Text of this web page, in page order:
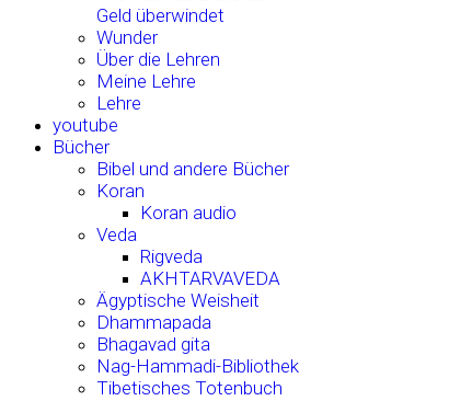
Geld überwindet
Wunder
Über die Lehren
Meine Lehre
Lehre
youtube
Bücher
Bibel und andere Bücher
Koran
Koran audio
Veda
Rigveda
AKHTARVAVEDA
Ägyptische Weisheit
Dhammapada
Bhagavad gita
Nag-Hammadi-Bibliothek
Tibetisches Totenbuch